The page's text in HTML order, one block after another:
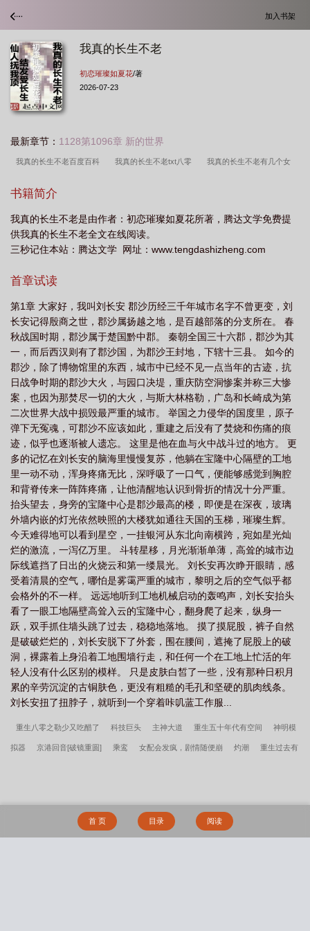
加入书架
我真的长生不老
初恋璀璨如夏花/著
2026-07-23
最新章节： 1128第1096章 新的世界
我真的长生不老百度百科 我真的长生不老txt八零 我真的长生不老有几个女
生不老结局
拉163 我真的长生不老txt 我真的长生不老子言 我真的长生不老好看
吗 活着终会无敌 我真的长生不老之柳月望沦陷
宫 我真的长生不老女主
有几个 我真的长生不老uu 我真的长生不老番外篇资源 我真的长生不老百
度 我真的长生不老角色 我真的长生不老睡了几个 我真的长生不老TXT免
费 我真的长生不老安暖 我真的长生不老笔趣阁 我真的长生不老完整
版 我真的长生不老最新章节 我真的长生不老 笔 我真的长生不老加
料 我真的长生不老安暖的爸爸 我真的长生不老 初恋璀璨如夏花 我真的长
生不老漫画免费阅读 我真的长生不老同人 我真的长生不老免费阅读 我真的
长生不老安暖结局 我真的长生不老漫画免费 我真的长生不老漫画 我真的长
生不老同人催眠 我真的长生不老断更 我真的长生不老百科 我真的长生不老
漫画全集 我真的长生不老漫画下拉式 我真的长生不老改 我真的长生不老起
点
书籍简介
我真的长生不老是由作者：初恋璀璨如夏花所著，腾达文学免费提
供我真的长生不老全文在线阅读。
三秒记住本站：腾达文学 网址：www.tengdashizheng.com
首章试读
第1章 大家好，我叫刘长安 郡沙历经三千年城市名字不曾更变，刘
长安记得殷商之世，郡沙属扬越之地，是百越部落的分支所在。 春
秋战国时期，郡沙属于楚国黔中郡。 秦朝全国三十六郡，郡沙为其
一，而后西汉则有了郡沙国，为郡沙王封地，下辖十三县。 如今的
郡沙，除了博物馆里的东西，城市中已经不见一点当年的古迹，抗
日战争时期的郡沙大火，与园口决堤，重庆防空洞惨案并称三大惨
案，也因为那焚尽一切的大火，与斯大林格勒，广岛和长崎成为第
二次世界大战中损毁最严重的城市。 举国之力侵华的国度里，原子
弹下无冤魂，可郡沙不应该如此，重建之后没有了焚烧和伤痛的痕
迹，似乎也逐渐被人遗忘。 这里是他在血与火中战斗过的地方。 更
多的记忆在刘长安的脑海里慢慢复苏，他躺在宝隆中心隔壁的工地
里一动不动，浑身疼痛无比，深呼吸了一口气，便能够感觉到胸腔
和背脊传来一阵阵疼痛，让他清醒地认识到骨折的情况十分严重。
抬头望去，身旁的宝隆中心是郡沙最高的楼，即便是在深夜，玻璃
外墙内嵌的灯光依然映照的大楼犹如通往天国的玉梯，璀璨生辉。
今天难得地可以看到星空，一挂银河从东北向南横跨，宛如星光灿
烂的激流，一泻亿万里。 斗转星移，月光渐渐单薄，高耸的城市边
际线遮挡了日出的火烧云和第一缕晨光。 刘长安再次睁开眼睛，感
受着清晨的空气，哪怕是雾霭严重的城市，黎明之后的空气似乎都
会格外的不一样。 远远地听到工地机械启动的轰鸣声，刘长安抬头
看了一眼工地隔壁高耸入云的宝隆中心，翻身爬了起来，纵身一
跃，双手抓住墙头跳了过去，稳稳地落地。 摸了摸屁股，裤子自然
是破破烂烂的，刘长安脱下了外套，围在腰间，遮掩了屁股上的破
洞，裸露着上身沿着工地围墙行走，和任何一个在工地上忙活的年
轻人没有什么区别的模样。 只是皮肤白皙了一些，没有那种日积月
累的辛劳沉淀的古铜肤色，更没有粗糙的毛孔和坚硬的肌肉线条。
刘长安扭了扭脖子，就听到一个穿着咔叽蓝工作服...
重生八零之勒少又吃醋了 科技巨头 主神大道 重生五十年代有空间 神明模
拟器 京港回音[破镜重圆] 乘鸾 女配会发疯，剧情随便崩 灼潮 重生过去有
了吧，才重生疯批帝王就崩人设 辰卿 影后在无限游戏里杀疯了
首 页 目录 阅读